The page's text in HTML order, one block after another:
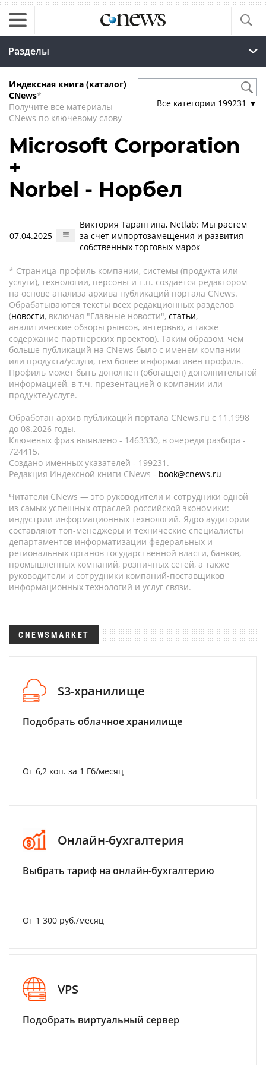
Разделы
Индексная книга (каталог)
CNews*
Получите все материалы
CNews по ключевому слову
Все категории 199231 ▼
Microsoft Corporation
+
Norbel - Норбел
07.04.2025
Виктория Тарантина, Netlab: Мы растем
за счет импортозамещения и развития
собственных торговых марок
* Страница-профиль компании, системы (продукта или
услуги), технологии, персоны и т.п. создается редактором
на основе анализа архива публикаций портала CNews.
Обрабатываются тексты всех редакционных разделов
(новости, включая "Главные новости", статьи,
аналитические обзоры рынков, интервью, а также
содержание партнёрских проектов). Таким образом, чем
больше публикаций на CNews было с именем компании
или продукта/услуги, тем более информативен профиль.
Профиль может быть дополнен (обогащен) дополнительной
информацией, в т.ч. презентацией о компании или
продукте/услуге.
Обработан архив публикаций портала CNews.ru c 11.1998
до 08.2026 годы.
Ключевых фраз выявлено - 1463330, в очереди разбора -
724415.
Создано именных указателей - 199231.
Редакция Индексной книги CNews - book@cnews.ru
Читатели CNews — это руководители и сотрудники одной
из самых успешных отраслей российской экономики:
индустрии информационных технологий. Ядро аудитории
составляют топ-менеджеры и технические специалисты
департаментов информатизации федеральных и
региональных органов государственной власти, банков,
промышленных компаний, розничных сетей, а также
руководители и сотрудники компаний-поставщиков
информационных технологий и услуг связи.
CNEWSMARKET
S3-хранилище
Подобрать облачное хранилище
От 6,2 коп. за 1 Гб/месяц
Онлайн-бухгалтерия
Выбрать тариф на онлайн-бухгалтерию
От 1 300 руб./месяц
VPS
Подобрать виртуальный сервер